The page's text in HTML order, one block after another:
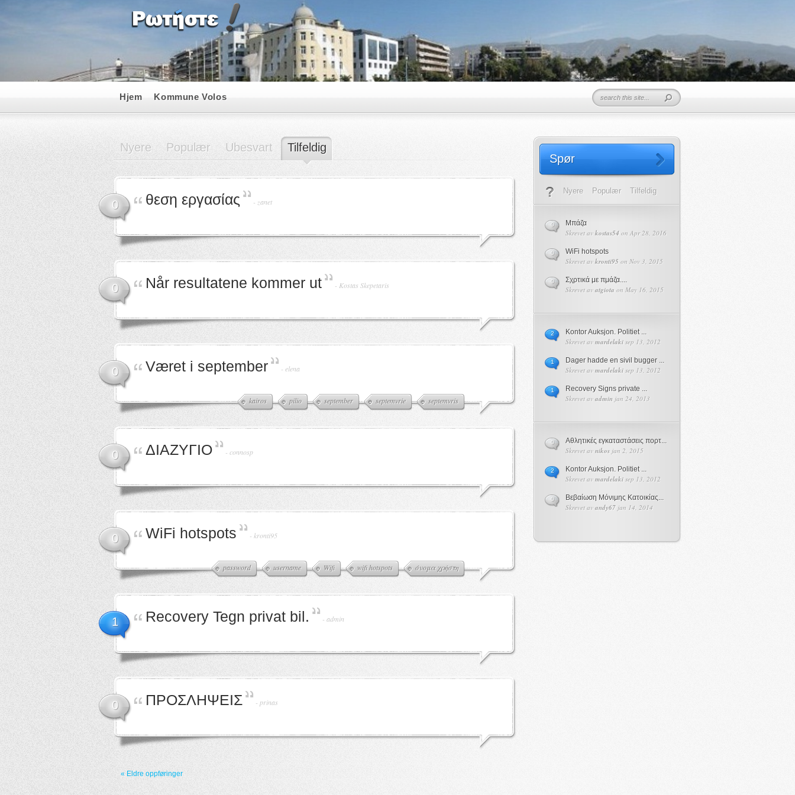
Hjem Kommune Volos
Nyere Populær Ubesvart Tilfeldig
0 θεση εργασίας - zanet
0 Når resultatene kommer ut - Kostas Skepetaris
0 Været i september - elena
kairos pilio september septemvrie septemvris
0 ΔΙΑΖΥΓΙΟ - connosp
0 WiFi hotspots - kronti95
password username Wifi wifi hotspots όνομα χρήστη
1 Recovery Tegn privat bil. - admin
0 ΠΡΟΣΛΗΨΕΙΣ - prinas
« Eldre oppføringer
Spør
Nyere Populær Tilfeldig
Μπάζα
Skrevet av kostas54 on Apr 28, 2016
0
WiFi hotspots
Skrevet av kronti95 on Nov 3, 2015
0
Σχρτικά με πμάζα....
Skrevet av atgiota on May 16, 2015
0
Kontor Auksjon. Politiet ...
Skrevet av mardelaki sep 13, 2012
2
Dager hadde en sivil bugger ...
Skrevet av mardelaki sep 13, 2012
1
Recovery Signs private ...
Skrevet av admin jan 24, 2013
1
Αθλητικές εγκαταστάσεις πορτ...
Skrevet av nikos jan 2, 2015
0
Kontor Auksjon. Politiet ...
Skrevet av mardelaki sep 13, 2012
2
Βεβαίωση Μόνιμης Κατοικίας...
Skrevet av andy67 jan 14, 2014
0